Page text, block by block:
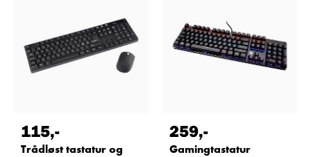
115,-
Trådløst tastatur og
259,-
Gamingtastatur